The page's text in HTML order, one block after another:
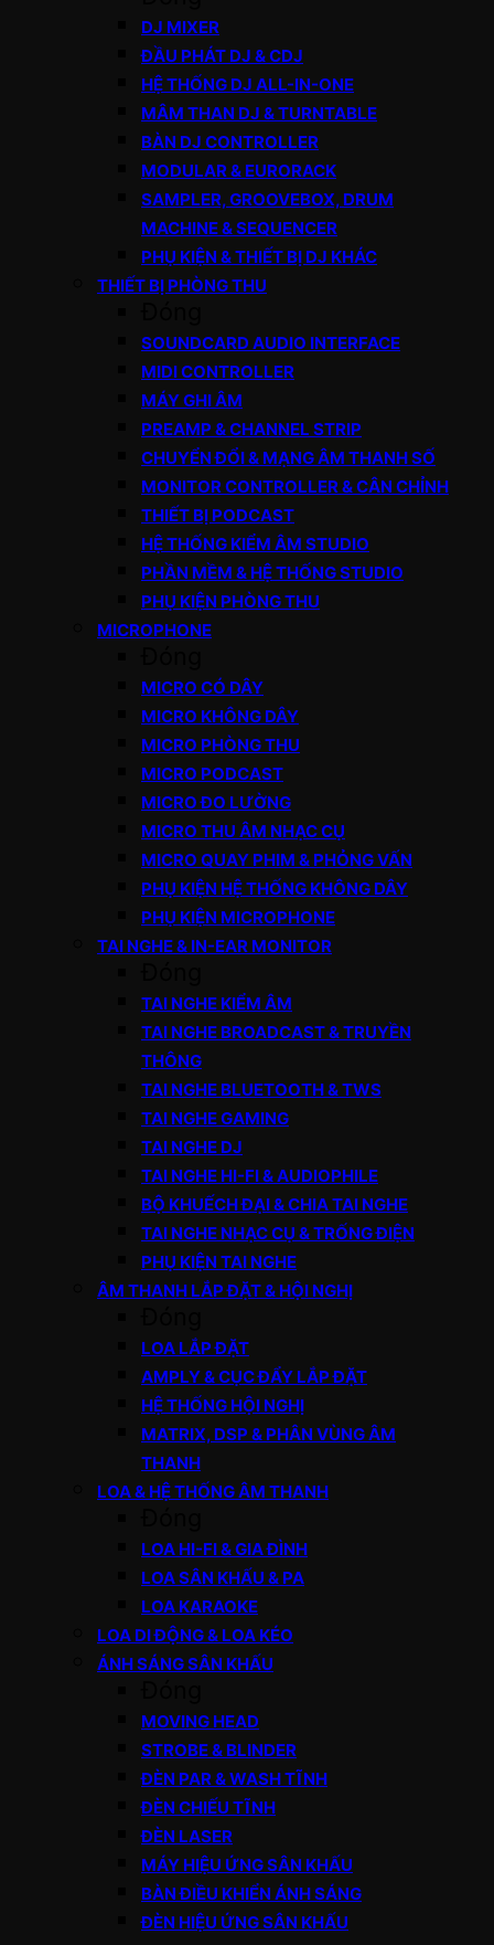
DJ MIXER
ĐẦU PHÁT DJ & CDJ
HỆ THỐNG DJ ALL-IN-ONE
MÂM THAN DJ & TURNTABLE
BÀN DJ CONTROLLER
MODULAR & EURORACK
SAMPLER, GROOVEBOX, DRUM
MACHINE & SEQUENCER
PHỤ KIỆN & THIẾT BỊ DJ KHÁC
THIẾT BỊ PHÒNG THU
SOUNDCARD AUDIO INTERFACE
MIDI CONTROLLER
MÁY GHI ÂM
PREAMP & CHANNEL STRIP
CHUYỂN ĐỔI & MẠNG ÂM THANH SỐ
MONITOR CONTROLLER & CÂN CHỈNH
THIẾT BỊ PODCAST
HỆ THỐNG KIỂM ÂM STUDIO
PHẦN MỀM & HỆ THỐNG STUDIO
PHỤ KIỆN PHÒNG THU
MICROPHONE
MICRO CÓ DÂY
MICRO KHÔNG DÂY
MICRO PHÒNG THU
MICRO PODCAST
MICRO ĐO LƯỜNG
MICRO THU ÂM NHẠC CỤ
MICRO QUAY PHIM & PHỎNG VẤN
PHỤ KIỆN HỆ THỐNG KHÔNG DÂY
PHỤ KIỆN MICROPHONE
TAI NGHE & IN-EAR MONITOR
TAI NGHE KIỂM ÂM
TAI NGHE BROADCAST & TRUYỀN
THÔNG
TAI NGHE BLUETOOTH & TWS
TAI NGHE GAMING
TAI NGHE DJ
TAI NGHE HI-FI & AUDIOPHILE
BỘ KHUẾCH ĐẠI & CHIA TAI NGHE
TAI NGHE NHẠC CỤ & TRỐNG ĐIỆN
PHỤ KIỆN TAI NGHE
ÂM THANH LẮP ĐẶT & HỘI NGHỊ
LOA LẮP ĐẶT
AMPLY & CỤC ĐẨY LẮP ĐẶT
HỆ THỐNG HỘI NGHỊ
MATRIX, DSP & PHÂN VÙNG ÂM
THANH
LOA & HỆ THỐNG ÂM THANH
LOA HI-FI & GIA ĐÌNH
LOA SÂN KHẤU & PA
LOA KARAOKE
LOA DI ĐỘNG & LOA KÉO
ÁNH SÁNG SÂN KHẤU
MOVING HEAD
STROBE & BLINDER
ĐÈN PAR & WASH TĨNH
ĐÈN CHIẾU TĨNH
ĐÈN LASER
MÁY HIỆU ỨNG SÂN KHẤU
BÀN ĐIỀU KHIỂN ÁNH SÁNG
ĐÈN HIỆU ỨNG SÂN KHẤU